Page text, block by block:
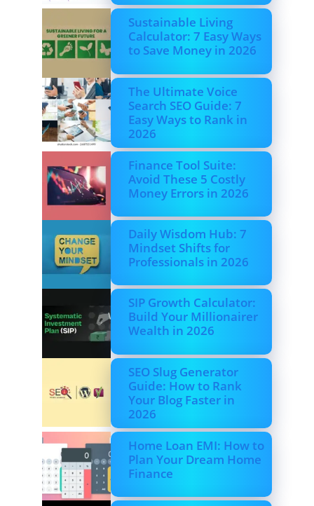
Sustainable Living
Calculator: 7 Easy Ways
to Save Money in 2026
The Ultimate Voice
Search SEO Guide: 7
Easy Ways to Rank in
2026
Finance Tool Suite:
Avoid These 5 Costly
Money Errors in 2026
Daily Wisdom Hub: 7
Mindset Shifts for
Professionals in 2026
SIP Growth Calculator:
Build Your Millionairer
Wealth in 2026
SEO Slug Generator
Guide: How to Rank
Your Blog Faster in
2026
Home Loan EMI: How to
Plan Your Dream Home
Finance